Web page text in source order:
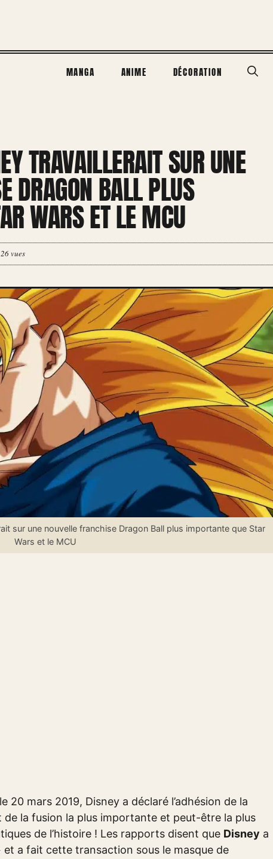
MANGA ANIME DÉCORATION
TRAVAILLERAIT SUR UNE
DRAGON BALL PLUS
WARS ET LE MCU
26 vues
sur une nouvelle franchise Dragon Ball plus importante que Star
Wars et le MCU
20 mars 2019, Disney a déclaré l’adhésion de la
de la fusion la plus importante et peut-être la plus
de l’histoire ! Les rapports disent que Disney a
et a fait cette transaction sous le masque de